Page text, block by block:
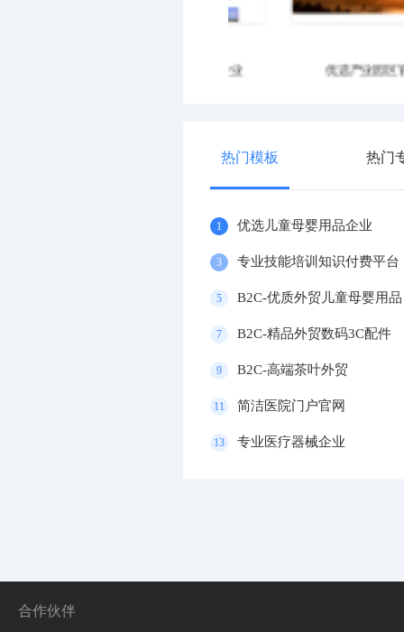
优选摩托车企业官网
热门模板 热门
1 优选儿童母婴用品企业
3 专业技能培训知识付费平台
5 B2C-优质外贸儿童母婴用品
7 B2C-精品外贸数码3C配件
9 B2C-高端茶叶外贸
11 简洁医院门户官网
13 专业医疗器械企业
合作伙伴